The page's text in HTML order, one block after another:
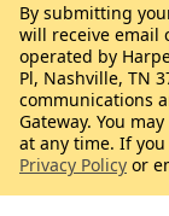
By submitting
will receive email
operated by
Pl, Nashville, TN
communications
Gateway. You
at any time. If
Privacy Policy or